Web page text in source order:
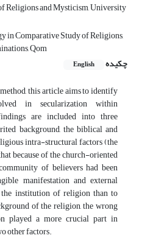
Religions and Mysticism, University
in Comparative Study of Religions,
Qom
چکیده
English
this article aims to identify
in secularization within
are included into three
background, the biblical and
intra-structural factors (the
because of the church-oriented
of believers had been
manifestation and external
institution of religion than to
of the religion, the wrong
played a more crucial part in
other factors.